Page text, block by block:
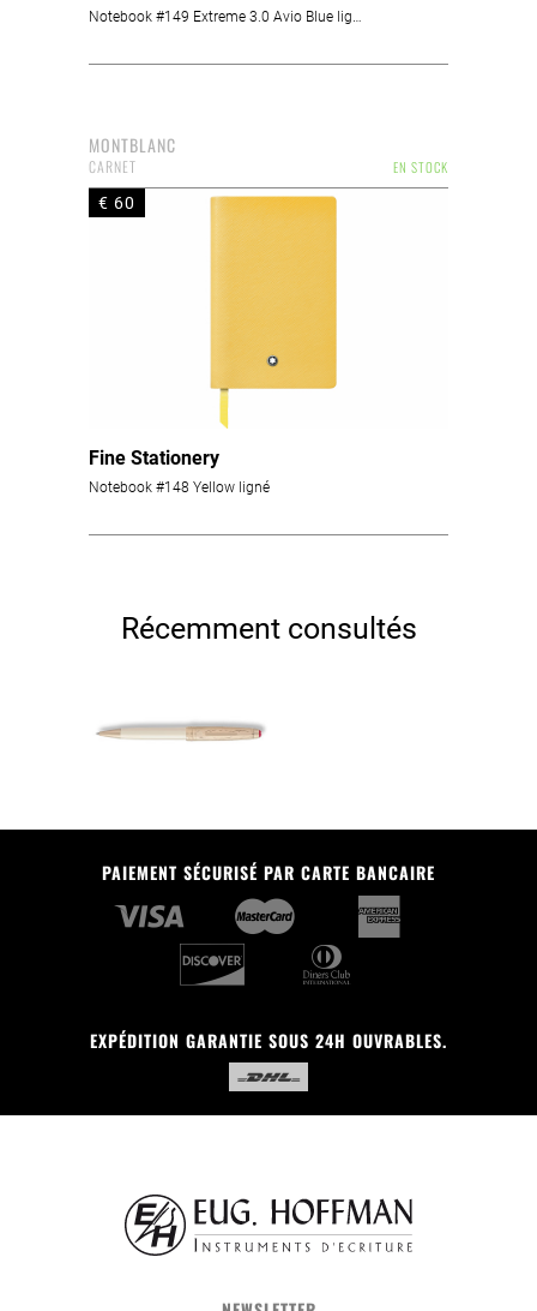
Notebook #149 Extreme 3.0 Avio Blue ligné
MONTBLANC
EN STOCK
CARNET
€ 60
Fine Stationery
Notebook #148 Yellow ligné
Récemment consultés
PAIEMENT SÉCURISÉ PAR CARTE BANCAIRE
EXPÉDITION GARANTIE SOUS 24H OUVRABLES.